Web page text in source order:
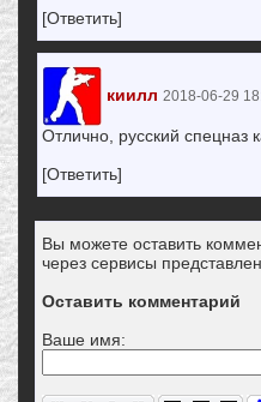
[Ответить]
киилл 2018-06-29
Отлично, русский спецназ
[Ответить]
Вы можете оставить
через сервисы
Оставить комментарий
Ваше имя: